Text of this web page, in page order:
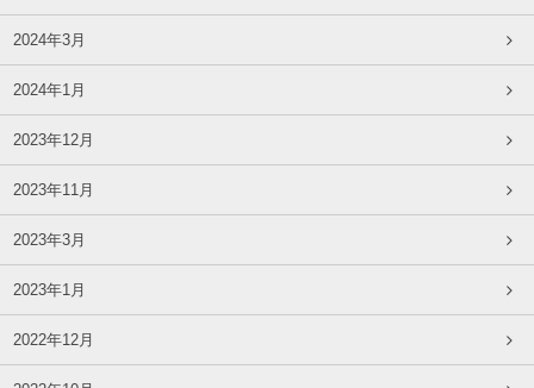
2024年3月
2024年1月
2023年12月
2023年11月
2023年3月
2023年1月
2022年12月